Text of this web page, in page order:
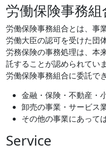
労働保険事務
労働保険事務組合とは、事
労働大臣の認可を受けた団
労務保険の事務処理は、本
託することが認められていま
労働保険事務組合に委託で
金融・保険・不動産・
卸売の事業・サービス
その他の事業にあって
Service